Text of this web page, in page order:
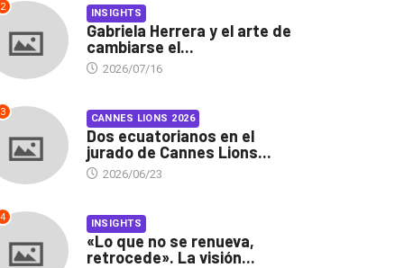
2 INSIGHTS
Gabriela Herrera y el arte de
cambiarse el...
2026/07/16
3 CANNES LIONS 2026
Dos ecuatorianos en el
jurado de Cannes Lions...
2026/06/23
4 INSIGHTS
«Lo que no se renueva,
retrocede». La visión...